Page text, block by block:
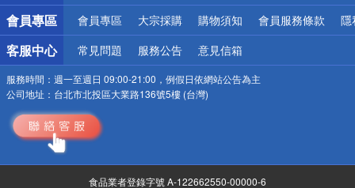
會員專區 會員專區 大宗採購 購物須知 會員服務條款 隱
客服中心 常見問題 服務公告 意見信箱
服務時間： 週一至週日 09:00-21:00，例假日依網站公告為主
公司地址： 台北市北投區大業路136號5樓 (台灣)
食品業者登錄字號 A-122662550-00000-6